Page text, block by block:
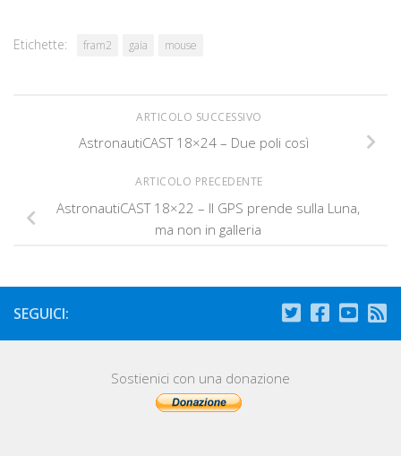
Etichette: fram2 gaia mouse
ARTICOLO SUCCESSIVO
AstronautiCAST 18×24 – Due poli così
ARTICOLO PRECEDENTE
AstronautiCAST 18×22 – Il GPS prende sulla Luna,
ma non in galleria
SEGUICI:
Sostienici con una donazione